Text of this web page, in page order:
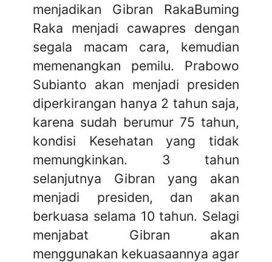
menjadikan Gibran RakaBuming
Raka menjadi cawapres dengan
segala macam cara, kemudian
memenangkan pemilu. Prabowo
Subianto akan menjadi presiden
diperkirangan hanya 2 tahun saja,
karena sudah berumur 75 tahun,
kondisi Kesehatan yang tidak
memungkinkan. 3 tahun
selanjutnya Gibran yang akan
menjadi presiden, dan akan
berkuasa selama 10 tahun. Selagi
menjabat Gibran akan
menggunakan kekuasaannya agar